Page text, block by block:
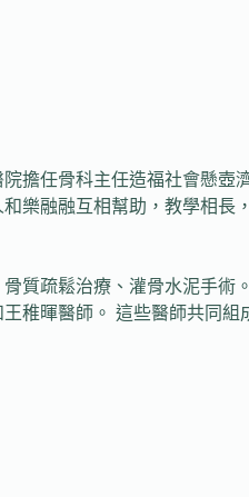
擔任骨科主任造福社會懸壺
樂融融互相幫助，教學相長
質疏鬆治療、灌骨水泥手術
稚暉醫師。 這些醫師共同組